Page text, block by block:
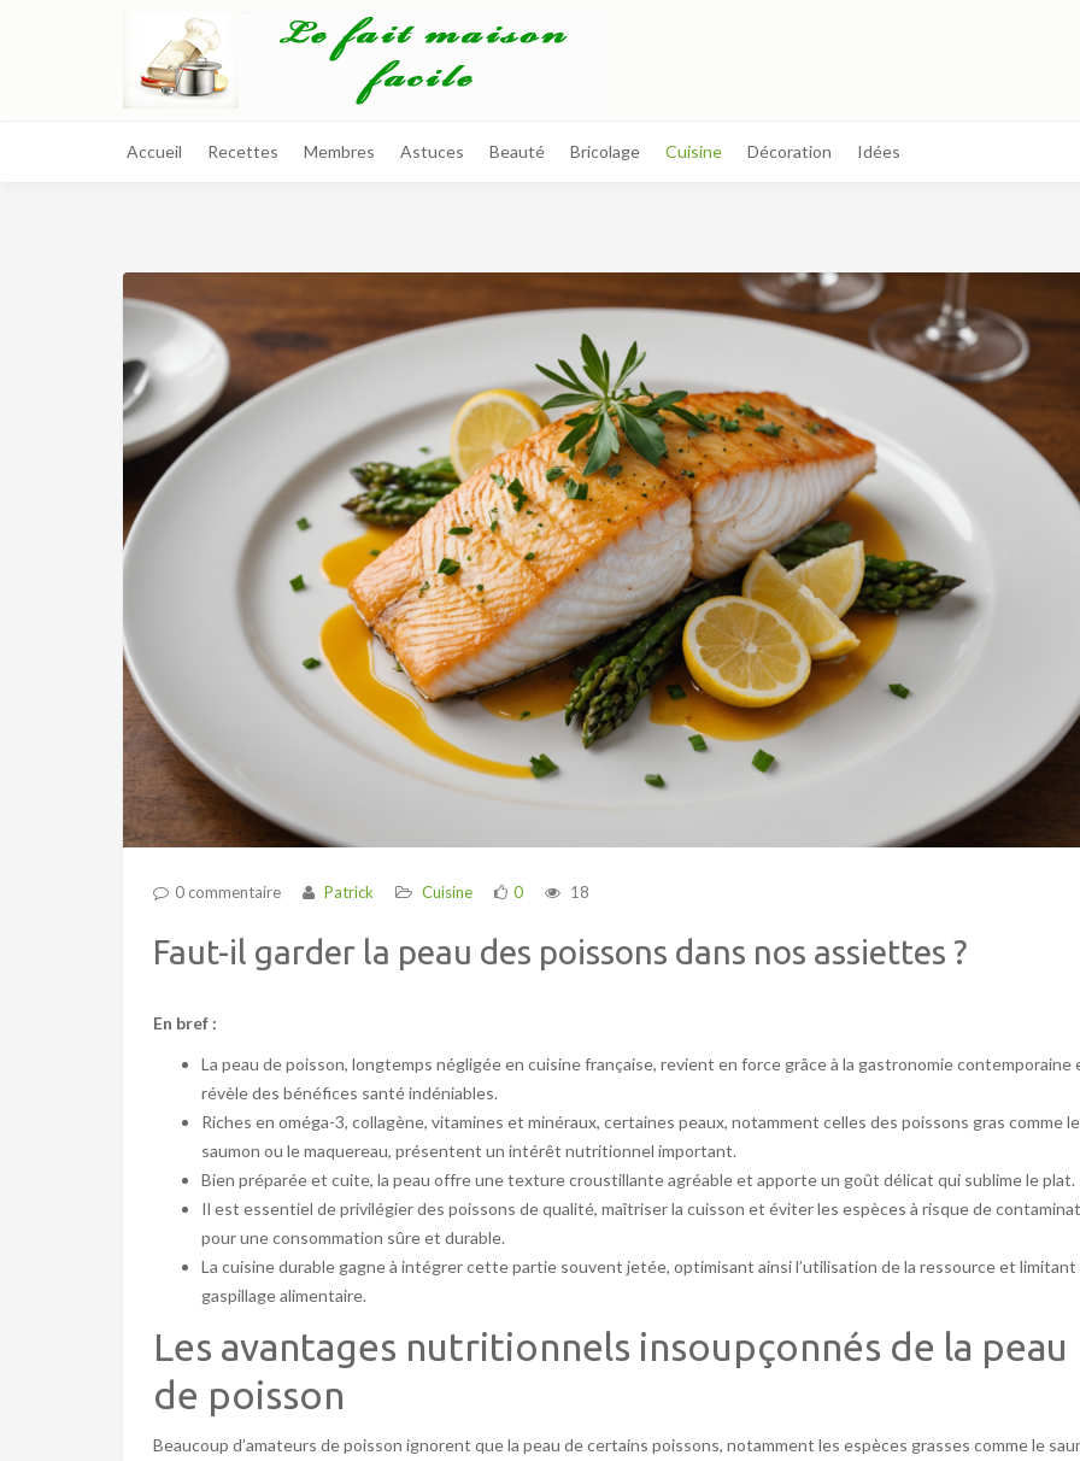
Accueil Recettes Membres Astuces Beauté Bricolage Cuisine Décoration Idées
0 commentaire Patrick Cuisine 0 18
Faut-il garder la peau des poissons dans nos assiettes ?
En bref :
La peau de poisson, longtemps négligée en cuisine française, revient en force grâce à la gastronomie contemporaine
révèle des bénéfices santé indéniables.
Riches en oméga-3, collagène, vitamines et minéraux, certaines peaux, notamment celles des poissons gras comme le
saumon ou le maquereau, présentent un intérêt nutritionnel important.
Bien préparée et cuite, la peau offre une texture croustillante agréable et apporte un goût délicat qui sublime le plat.
Il est essentiel de privilégier des poissons de qualité, maîtriser la cuisson et éviter les espèces à risque de
pour une consommation sûre et durable.
La cuisine durable gagne à intégrer cette partie souvent jetée, optimisant ainsi l’utilisation de la ressource et limitant
gaspillage alimentaire.
Les avantages nutritionnels insoupçonnés de la peau
de poisson
Beaucoup d’amateurs de poisson ignorent que la peau de certains poissons, notamment les espèces grasses comme le